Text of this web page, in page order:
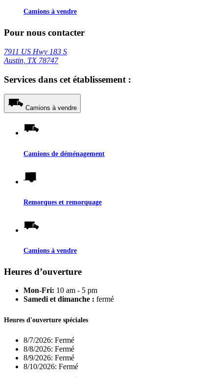
Camions à vendre
Pour nous contacter
7911 US Hwy 183 S
Austin, TX 78747
Services dans cet établissement :
Camions à vendre
Camions de déménagement
Remorques et remorquage
Camions à vendre
Heures d’ouverture
Mon-Fri: 10 am - 5 pm
Samedi et dimanche : fermé
Heures d'ouverture spéciales
8/7/2026: Fermé
8/8/2026: Fermé
8/9/2026: Fermé
8/10/2026: Fermé